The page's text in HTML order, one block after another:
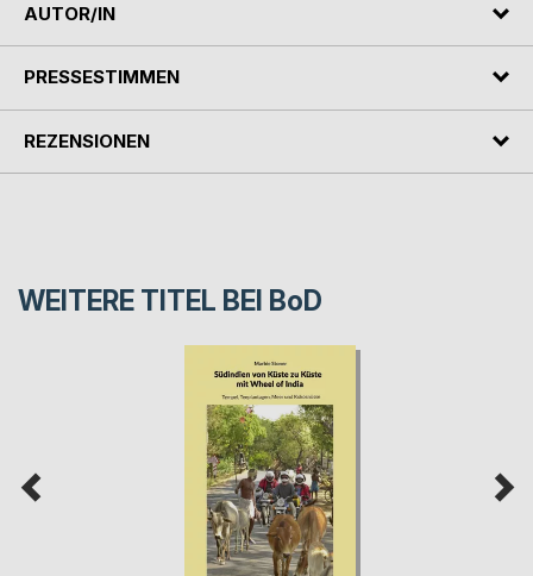
AUTOR/IN
PRESSESTIMMEN
REZENSIONEN
WEITERE TITEL BEI BoD